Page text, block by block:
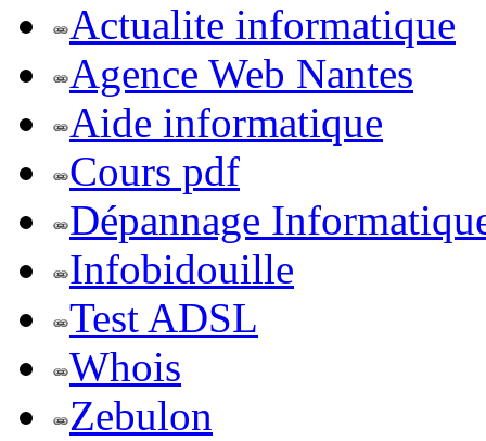
Actualite informatique
Agence Web Nantes
Aide informatique
Cours pdf
Dépannage
Infobidouille
Test ADSL
Whois
Zebulon